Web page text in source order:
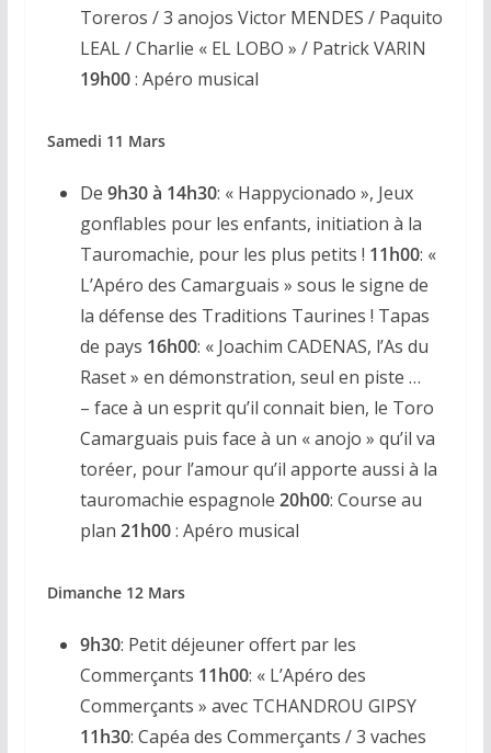
Toreros / 3 anojos Victor MENDES / Paquito
LEAL / Charlie « EL LOBO » / Patrick VARIN
19h00: Apéro musical
Samedi 11 Mars
De 9h30 à 14h30: « Happycionado », Jeux
gonflables pour les enfants, initiation à la
Tauromachie, pour les plus petits ! 11h00: «
L’Apéro des Camarguais » sous le signe de
la défense des Traditions Taurines ! Tapas
de pays 16h00: « Joachim CADENAS, l’As du
Raset » en démonstration, seul en piste …
– face à un esprit qu’il connait bien, le Toro
Camarguais puis face à un « anojo » qu’il va
toréer, pour l’amour qu’il apporte aussi à la
tauromachie espagnole 20h00: Course au
plan 21h00: Apéro musical
Dimanche 12 Mars
9h30: Petit déjeuner offert par les
Commerçants 11h00: « L’Apéro des
Commerçants » avec TCHANDROU GIPSY
11h30: Capéa des Commerçants / 3 vaches